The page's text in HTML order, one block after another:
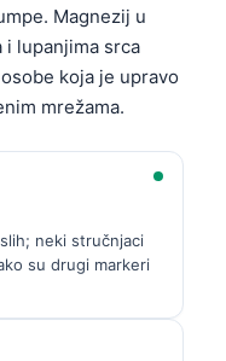
Magnezij u
i lupanjima srca
koja je upravo
mrežama.
neki stručnjaci
su drugi markeri